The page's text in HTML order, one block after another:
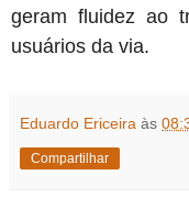
geram fluidez ao
usuários da via.
Eduardo Ericeira às
Compartilhar